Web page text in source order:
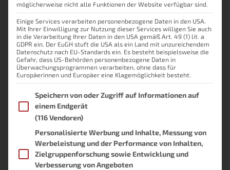
Umfragen
Braucht hobbyblogging.de ein Forum/eine
Community?
Nein(100%, 1 Votes)
(0%, 0 Votes)
Start Date: 16. Dezember 2025 um 19:15 Uhr
End Date: Kein Ablaufdatum
möglicherweise nicht alle Funktionen der Website verfügbar sind.
Einige Services verarbeiten personenbezogene Daten in den USA.
Mit Ihrer Einwilligung zur Nutzung dieser Services willigen Sie auch
in die Verarbeitung Ihrer Daten in den USA gemäß Art. 49 (1) lit. a
GDPR ein. Der EuGH stuft die USA als ein Land mit unzureichendem
Datenschutz nach EU-Standards ein. Es besteht beispielsweise die
Gefahr, dass US-Behörden personenbezogene Daten in
Überwachungsprogrammen verarbeiten, ohne dass für
Europäerinnen und Europäer eine Klagemöglichkeit besteht.
Im Folgenden finden Sie eine Liste der Zwecke des IAB
Speichern von oder Zugriff auf Informationen auf
einem Endgerät
(116 Vendoren)
Personalisierte Werbung und Inhalte, Messung von
Werbeleistung und der Performance von Inhalten,
Zielgruppenforschung sowie Entwicklung und
Verbesserung von Angeboten